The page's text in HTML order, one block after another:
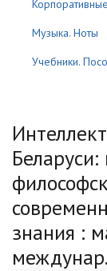
Музыка. Ноты
Учебники.
знания :